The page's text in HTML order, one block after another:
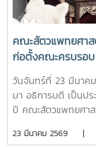
คณะสัตวแพทยศา
ก่อตั้งคณะครบรอ
วันจันทร์ที่ 23 มีนาค
มา อธิการบดี เป็นป
ปี คณะสัตวแพทยศาส
โอกาสนี้ได้รับเกียรติ
23 มีนาคม 2569 |